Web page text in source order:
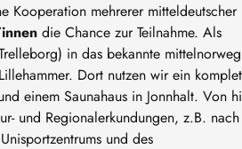
Kooperation mehrerer mitteldeutscher
die Chance zur Teilnahme. Als
in das bekannte
Dort nutzen wir ein
einem Saunahaus in Jonnhalt. Von
und Regionalerkundungen, z.B. nach
und des